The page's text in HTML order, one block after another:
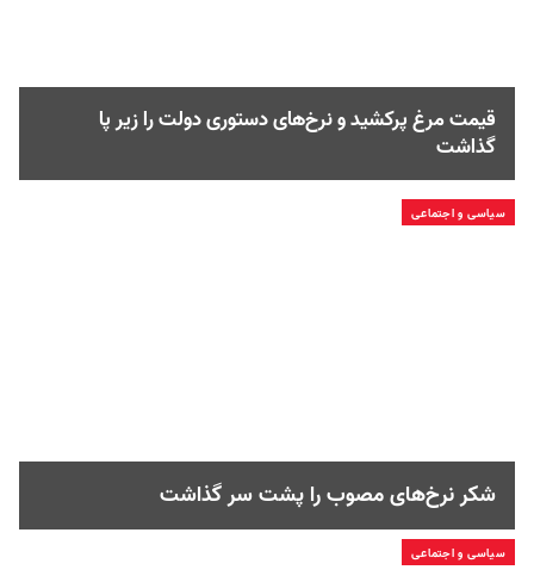
قیمت مرغ پرکشید و نرخ‌های دستوری دولت را زیر پا
گذاشت
سیاسی و اجتماعی
شکر نرخ‌‎های مصوب را پشت سر گذاشت
سیاسی و اجتماعی